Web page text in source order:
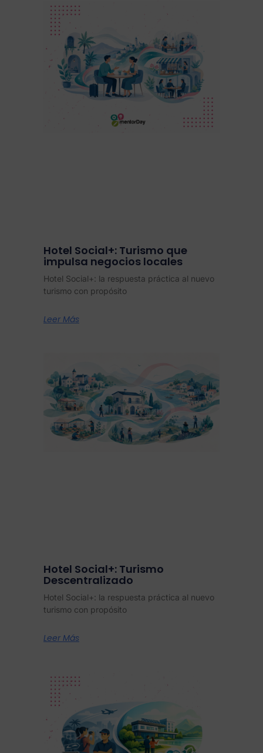
Hotel Social+: Turismo que
impulsa negocios locales
Hotel Social+: la respuesta práctica al nuevo
turismo con propósito
Leer Más
Hotel Social+: Turismo
Descentralizado
Hotel Social+: la respuesta práctica al nuevo
turismo con propósito
Leer Más